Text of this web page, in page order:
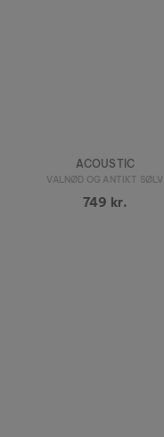
ACOUSTIC
VALNØD OG ANTIKT SØLV
749 kr.